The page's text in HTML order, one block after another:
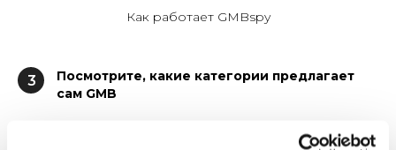
Как работает GMBspy
3
Посмотрите, какие категории предлагает
сам GMB